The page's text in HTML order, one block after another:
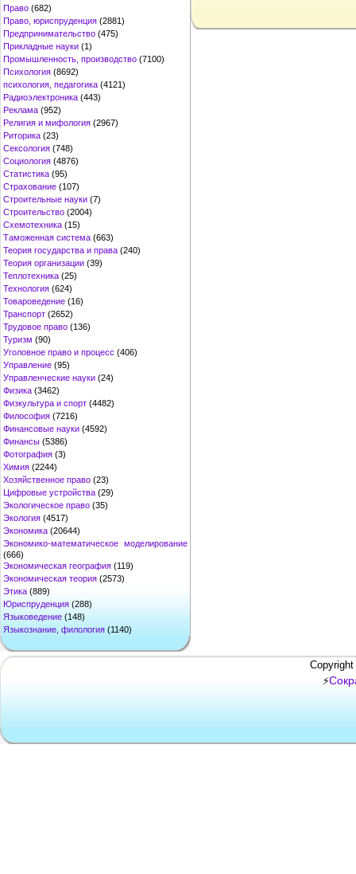
Право (682)
Право, юриспруденция (2881)
Предпринимательство (475)
Прикладные науки (1)
Промышленность, производство (7100)
Психология (8692)
психология, педагогика (4121)
Радиоэлектроника (443)
Реклама (952)
Религия и мифология (2967)
Риторика (23)
Сексология (748)
Социология (4876)
Статистика (95)
Страхование (107)
Строительные науки (7)
Строительство (2004)
Схемотехника (15)
Таможенная система (663)
Теория государства и права (240)
Теория организации (39)
Теплотехника (25)
Технология (624)
Товароведение (16)
Транспорт (2652)
Трудовое право (136)
Туризм (90)
Уголовное право и процесс (406)
Управление (95)
Управленческие науки (24)
Физика (3462)
Физкультура и спорт (4482)
Философия (7216)
Финансовые науки (4592)
Финансы (5386)
Фотография (3)
Химия (2244)
Хозяйственное право (23)
Цифровые устройства (29)
Экологическое право (35)
Экология (4517)
Экономика (20644)
Экономико-математическое моделирование
(666)
Экономическая география (119)
Экономическая теория (2573)
Этика (889)
Юриспруденция (288)
Языковедение (148)
Языкознание, филология (1140)
⚡